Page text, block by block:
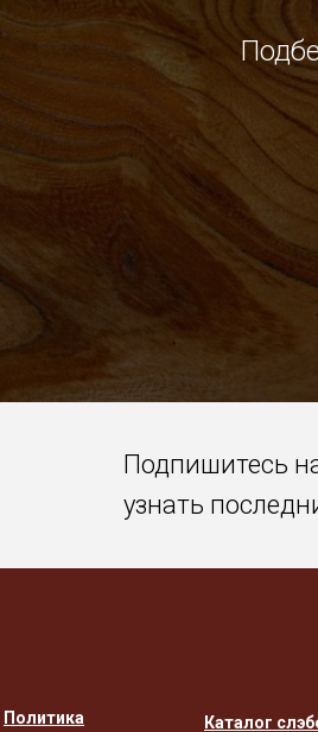
Подпишитесь
узнать
Политика
Каталог